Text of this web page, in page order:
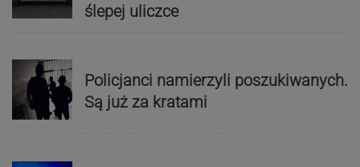
ślepej uliczce
Policjanci namierzyli poszukiwanych.
Są już za kratami